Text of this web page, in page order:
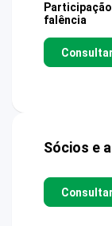
falência
Consultar
Sócios e
Consultar